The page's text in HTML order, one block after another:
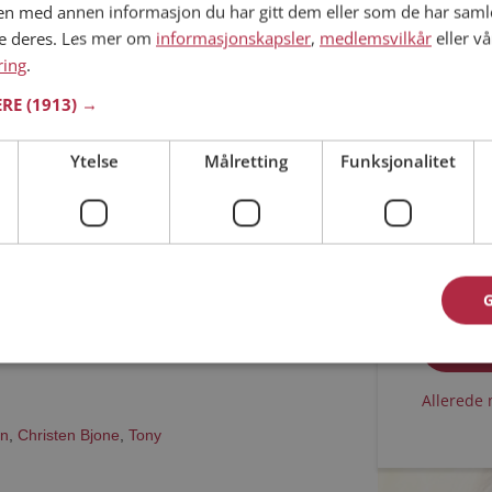
år
Kjæreste er den rette for deg? Bli medlem
Kjæreste liker å gjøre om kvelden. Kanskje en
som deg selv?
Christen Bjone Tony
Min
Jeg
Jeg
Allerede
med annen informasjon du har gitt dem eller som de har
deres. Les mer om informasjonskapsler, medlemsvilkår eller
.
(1913) →
Ytelse Målretting Funksjonalitet